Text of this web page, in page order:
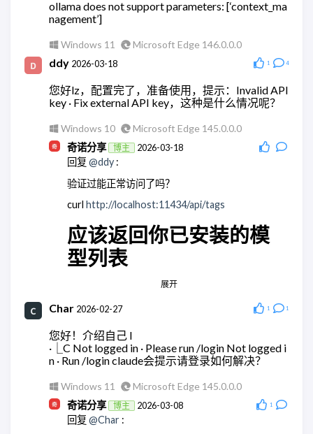
可以试试微信官方的claude机器人。
Windows 11 Chrome 148.0.0.0
wodty2026-05-28
有相关教学么，查了全都是ai。单纯消耗token太贵
了
Windows 11 Microsoft Edge 148.0.0.0
wodty2026-05-28
回复@奇诺分享
有相关教学么，查了全都是ai。单纯消耗token太贵
Windows 11
Microsoft Edge 148.0.0.0
奇诺分享
博主 2026-05-28
回复@wodty:
应该没有，都是集成大模型的。
回复@奇诺分享
集成没问题，但是全都跑大模型。有点贵。还是用
AstrBot api的方便点
Windows 11 Microsoft Edge 148.0.0.0
ollama does not support parameters: [‘context_ma
nagement’]
Windows 11 Microsoft Edge 146.0.0.0
ddy 2026-03-18 1 4
您好lz，配置完了，准备使用，提示：Invalid API
key · Fix external API key，这种是什么情况呢？
Windows 10
Microsoft Edge 145.0.0.0
奇诺分享
博主 2026-03-18
回复 @ddy :
验证过能正常访问了吗？
curl http://localhost:11434/api/tags
应该返回你已安装的模
型列表
Android Quince Tart
ddy2026-03-18
嗯，这里是正常的
Windows 10 Microsoft Edge 145.0.0.0
ddy2026-03-18
回复@奇诺分享 :
我重新来了一遍，现在可以了，非常感谢！！
展开
Char 2026-02-27 1 1
您好！介绍自己 l
·⎿C Not logged in · Please run /login Not logged i
n · Run /login claude会提示请登录如何解决？
Windows 11
Microsoft Edge 145.0.0.0
奇诺分享
博主 2026-03-08 1
回复 @Char :